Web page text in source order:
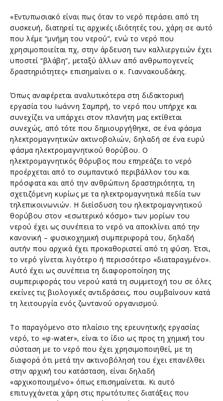
«Εντυπωσιακό είναι πως όταν το νερό περάσει από τη
συσκευή, διατηρεί τις αρχικές ιδιότητές του, χάρη σε αυτό
που λέμε “μνήμη του νερού”, ενώ το νερό που
χρησιμοποιείται πχ, στην άρδευση των καλλιεργειών έχει
υποστεί “βλάβη”, μεταξύ άλλων από ανθρωπογενείς
δραστηριότητες» επισημαίνει ο κ. Γιαννακουδάκης.
Όπως αναφέρεται αναλυτικότερα στη διδακτορική
εργασία του Ιωάννη Σαμπρή, το νερό που υπήρχε και
συνεχίζει να υπάρχει στον πλανήτη μας εκτίθεται
συνεχώς, από τότε που δημιουργήθηκε, σε ένα φάσμα
ηλεκτρομαγνητικών ακτινοβολιών, δηλαδή σε ένα ευρύ
φάσμα ηλεκτρομαγνητικού θορύβου. Ο
ηλεκτρομαγνητικός θόρυβος που επηρεάζει το νερό
προέρχεται από το συμπαντικό περιβάλλον του και
πρόσφατα και από την ανθρώπινη δραστηριότητα, τη
σχετιζόμενη κυρίως με τα ηλεκτρομαγνητικά πεδία των
τηλεπικοινωνιών. Η διείσδυση του ηλεκτρομαγνητικού
θορύβου στον «εσωτερικό κόσμο» των μορίων του
νερού έχει ως συνέπεια το νερό να αποκλίνει από την
κανονική – φυσικοχημική συμπεριφορά του, δηλαδή
αυτήν που αρχικά έχει προκαθοριστεί από τη φύση. Έτσι,
το νερό γίνεται λιγότερο ή περισσότερο «διαταραγμένο».
Αυτό έχει ως συνέπεια τη διαφοροποίηση της
συμπεριφοράς του νερού κατά τη συμμετοχή του σε όλες
εκείνες τις βιολογικές αντιδράσεις, που συμβαίνουν κατά
τη λειτουργία ενός ζωντανού οργανισμού.
Το παραγόμενο στο πλαίσιο της ερευνητικής εργασίας
νερό, το «φ-water», είναι το ίδιο ως προς τη χημική του
σύσταση με το νερό που έχει χρησιμοποιηθεί, με τη
διαφορά ότι μετά την ακτινοβόλησή του έχει επανέλθει
στην αρχική του κατάσταση, είναι δηλαδή
«αρχικοποιημένο» όπως επισημαίνεται. Κι αυτό
επιτυγχάνεται χάρη στις πρωτότυπες διατάξεις που